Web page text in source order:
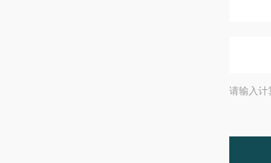
请输入计